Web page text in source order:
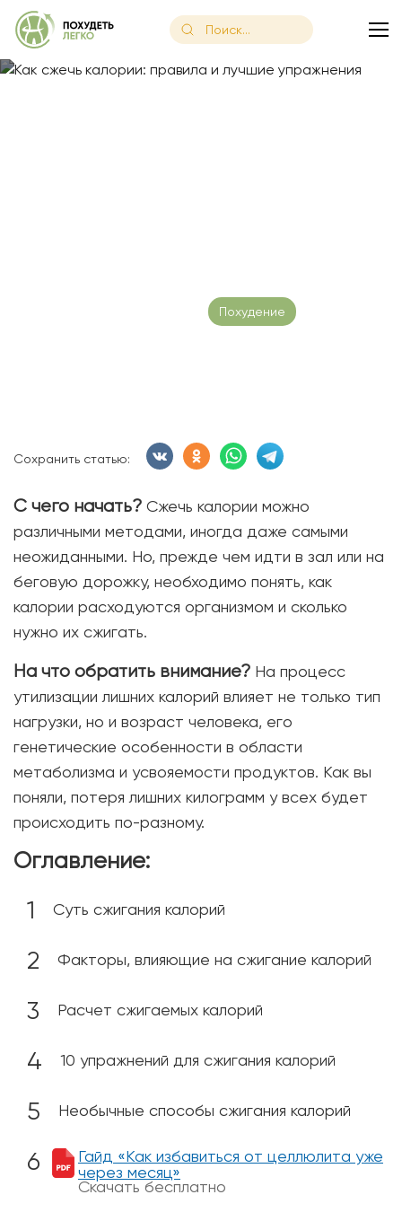
Похудение
Сохранить статью:
С чего начать? Сжечь калории можно
различными методами, иногда даже самыми
неожиданными. Но, прежде чем идти в зал или на
беговую дорожку, необходимо понять, как
калории расходуются организмом и сколько
нужно их сжигать.
На что обратить внимание? На процесс
утилизации лишних калорий влияет не только тип
нагрузки, но и возраст человека, его
генетические особенности в области
метаболизма и усвояемости продуктов. Как вы
поняли, потеря лишних килограмм у всех будет
происходить по-разному.
Оглавление:
Суть сжигания калорий
Факторы, влияющие на сжигание калорий
Расчет сжигаемых калорий
10 упражнений для сжигания калорий
Необычные способы сжигания калорий
Гайд «Как избавиться от целлюлита уже
через месяц»
Скачать бесплатно